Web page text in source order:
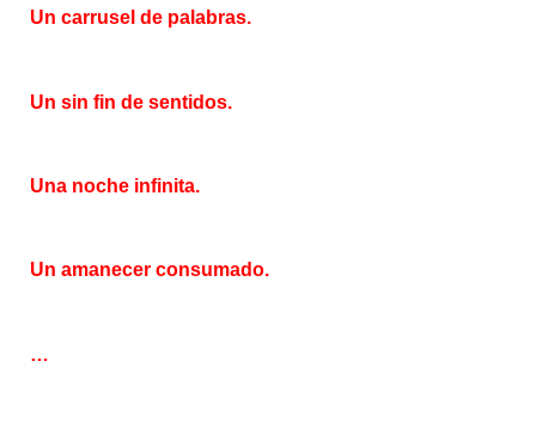
Un carrusel de palabras.
Un sin fin de sentidos.
Una noche infinita.
Un amanecer consumado.
…